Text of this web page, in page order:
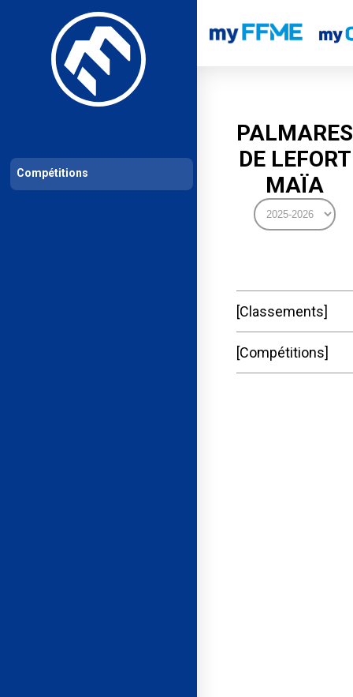
Les compétitions Calendrier de compétitions Classements
PALMARES
DE LEFORT
MAÏA
Classements
Compétitions
Compétitions